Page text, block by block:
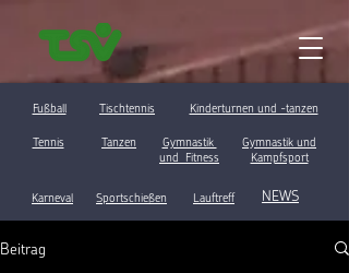
Fußball Tischtennis Kinderturnen und -tanzen
Tennis Tanzen
Gymnastik
und Fitness
Gymnastik und
Kampfsport
Karneval Sportschießen Lauftreff NEWS
Beitrag